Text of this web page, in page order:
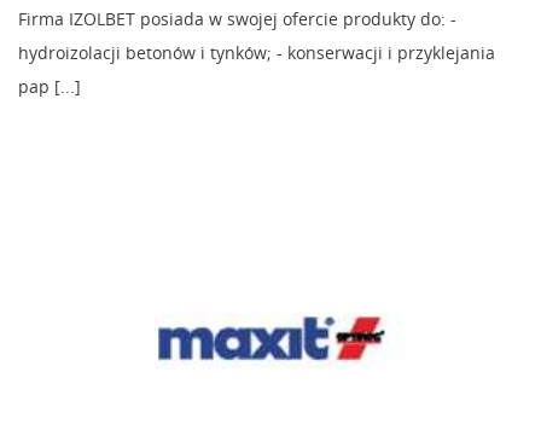
Firma IZOLBET posiada w swojej ofercie produkty do: -
hydroizolacji betonów i tynków; - konserwacji i przyklejania
pap [...]